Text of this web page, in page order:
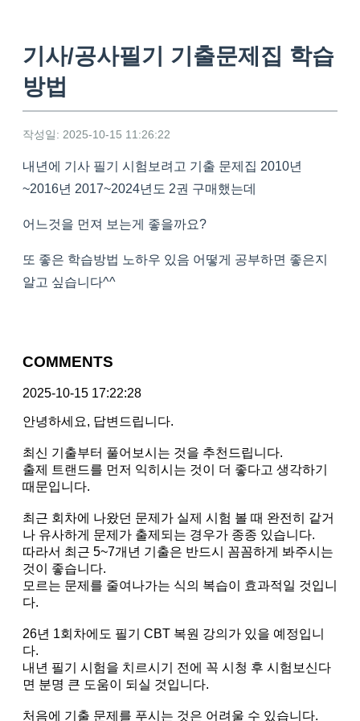
기사/공사필기 기출문제집 학습
방법
작성일: 2025-10-15 11:26:22
내년에 기사 필기 시험보려고 기출 문제집 2010년
~2016년 2017~2024년도 2권 구매했는데
어느것을 먼져 보는게 좋을까요?
또 좋은 학습방법 노하우 있음 어떻게 공부하면 좋은지
알고 싶습니다^^
COMMENTS
2025-10-15 17:22:28
안녕하세요, 답변드립니다.
최신 기출부터 풀어보시는 것을 추천드립니다.
출제 트랜드를 먼저 익히시는 것이 더 좋다고 생각하기
때문입니다.
최근 회차에 나왔던 문제가 실제 시험 볼 때 완전히 같거
나 유사하게 문제가 출제되는 경우가 종종 있습니다.
따라서 최근 5~7개년 기출은 반드시 꼼꼼하게 봐주시는
것이 좋습니다.
모르는 문제를 줄여나가는 식의 복습이 효과적일 것입니
다.
26년 1회차에도 필기 CBT 복원 강의가 있을 예정입니
다.
내년 필기 시험을 치르시기 전에 꼭 시청 후 시험보신다
면 분명 큰 도움이 되실 것입니다.
처음에 기출 문제를 푸시는 것은 어려울 수 있습니다.